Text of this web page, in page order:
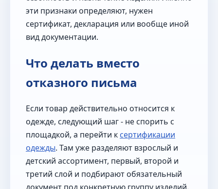
эти признаки определяют, нужен
сертификат, декларация или вообще иной
вид документации.
Что делать вместо
отказного письма
Если товар действительно относится к
одежде, следующий шаг - не спорить с
площадкой, а перейти к сертификации
одежды. Там уже разделяют взрослый и
детский ассортимент, первый, второй и
третий слой и подбирают обязательный